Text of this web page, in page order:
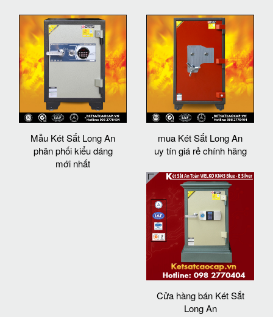
Mẫu Két Sắt Long An
phân phối kiểu dáng
mới nhất
mua Két Sắt Long An
uy tín giá rẻ chính hãng
Cửa hàng bán Két Sắt
Long An